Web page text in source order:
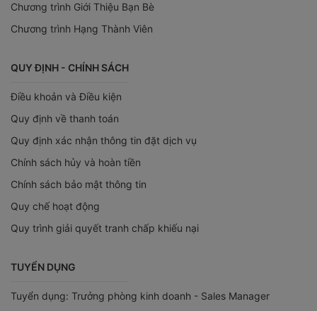
Chương trình Giới Thiệu Bạn Bè
Chương trình Hạng Thành Viên
QUY ĐỊNH - CHÍNH SÁCH
Điều khoản và Điều kiện
Quy định về thanh toán
Quy định xác nhận thông tin đặt dịch vụ
Chính sách hủy và hoàn tiền
Chính sách bảo mật thông tin
Quy chế hoạt động
Quy trình giải quyết tranh chấp khiếu nại
TUYỂN DỤNG
Tuyển dụng: Trưởng phòng kinh doanh - Sales Manager